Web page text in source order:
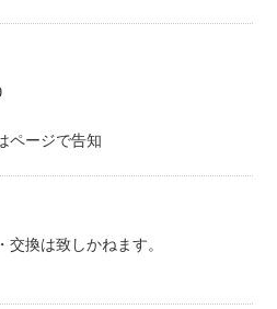
ページで告知
交換は致しかねます。